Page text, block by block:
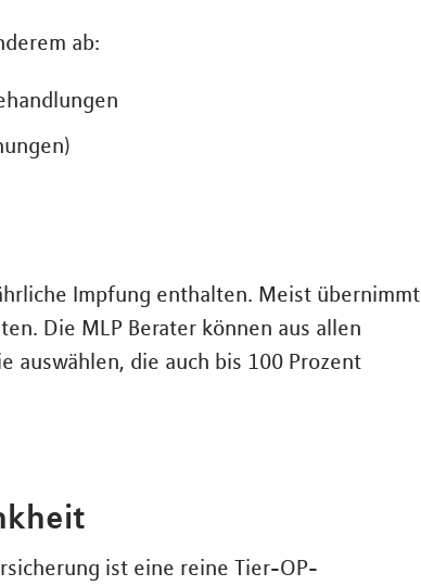
ab:
Impfung enthalten. Meist übernimmt
Die MLP Berater können aus allen
auswählen, die auch bis 100 Prozent
ist eine reine Tier-OP-